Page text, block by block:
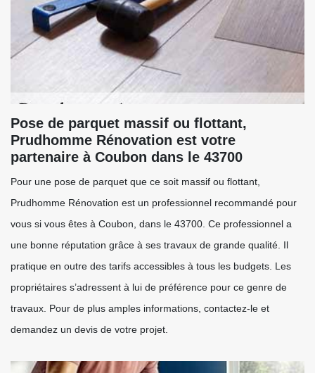
Pose de parquet massif ou flottant,
Prudhomme Rénovation est votre
partenaire à Coubon dans le 43700
Pour une pose de parquet que ce soit massif ou flottant,
Prudhomme Rénovation est un professionnel recommandé pour
vous si vous êtes à Coubon, dans le 43700. Ce professionnel a
une bonne réputation grâce à ses travaux de grande qualité. Il
pratique en outre des tarifs accessibles à tous les budgets. Les
propriétaires s’adressent à lui de préférence pour ce genre de
travaux. Pour de plus amples informations, contactez-le et
demandez un devis de votre projet.